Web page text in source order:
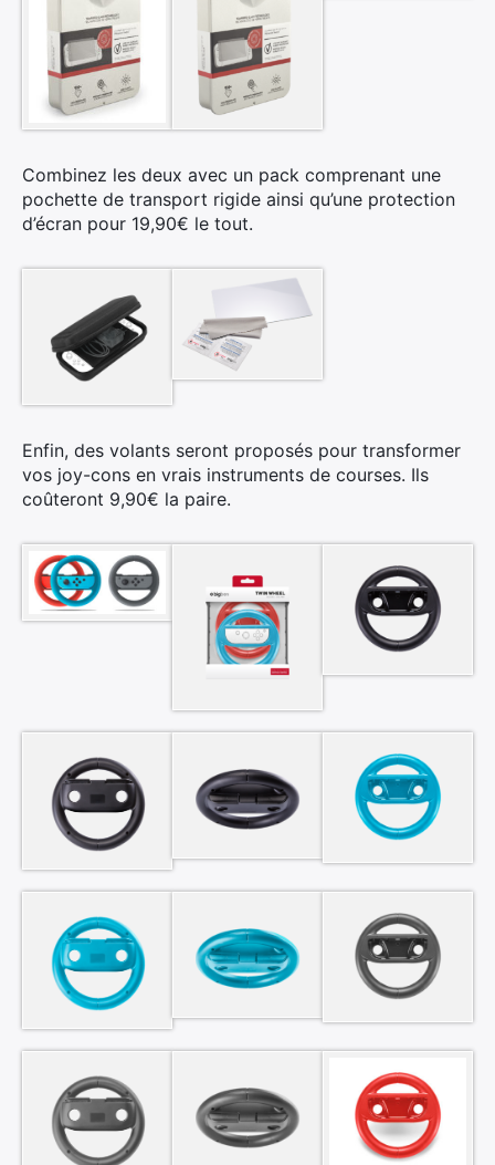
Combinez les deux avec un pack comprenant une
pochette de transport rigide ainsi qu’une protection
d’écran pour 19,90€ le tout.
Enfin, des volants seront proposés pour transformer
vos joy-cons en vrais instruments de courses. Ils
coûteront 9,90€ la paire.
Rechercher